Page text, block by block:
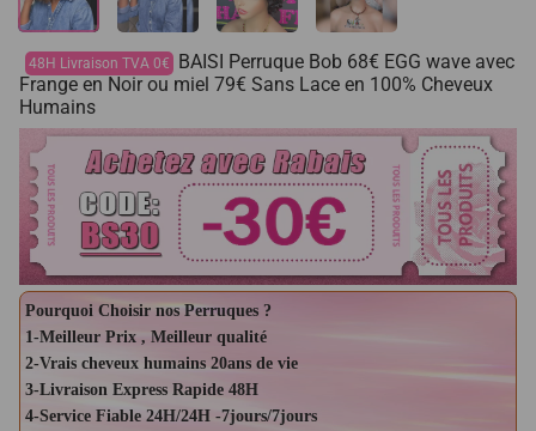
48H Livraison TVA 0€
BAISI Perruque Bob 68€ EGG wave avec
Frange en Noir ou miel 79€ Sans Lace en 100% Cheveux
Humains
Pourquoi Choisir nos Perruques ?
1-Meilleur Prix , Meilleur qualité
2-Vrais cheveux humains 20ans de vie
3-Livraison Express Rapide 48H
4-Service Fiable 24H/24H -7jours/7jours